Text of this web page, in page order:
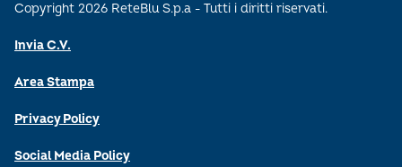
Copyright 2026 ReteBlu S.p.a - Tutti i diritti riservati.
Invia C.V.
Area Stampa
Privacy Policy
Social Media Policy